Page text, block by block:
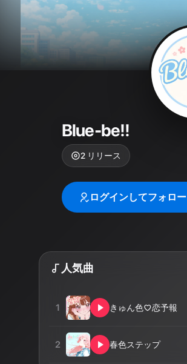
Blue-be!!
2 リリース
ログインしてフォロー
人気曲
1 きゅん色♡恋予報
2 春色ステップ